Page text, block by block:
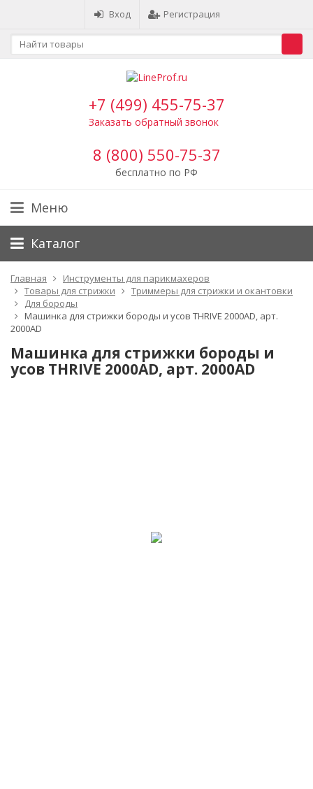
Вход Регистрация
+7 (499) 455-75-37
Заказать обратный звонок
8 (800) 550-75-37
бесплатно по РФ
Меню
Каталог
Главная
Инструменты для парикмахеров
Товары для стрижки
Триммеры для стрижки и окантовки
Для бороды
Машинка для стрижки бороды и усов THRIVE 2000AD, арт.
2000AD
Машинка для стрижки бороды и
усов THRIVE 2000AD, арт. 2000AD